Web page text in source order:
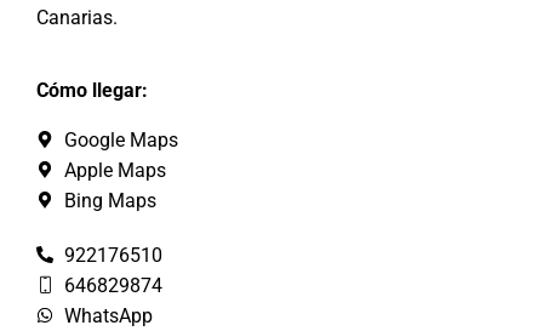
Canarias.
Cómo llegar:
Google Maps
Apple Maps
Bing Maps
922176510
646829874
WhatsApp